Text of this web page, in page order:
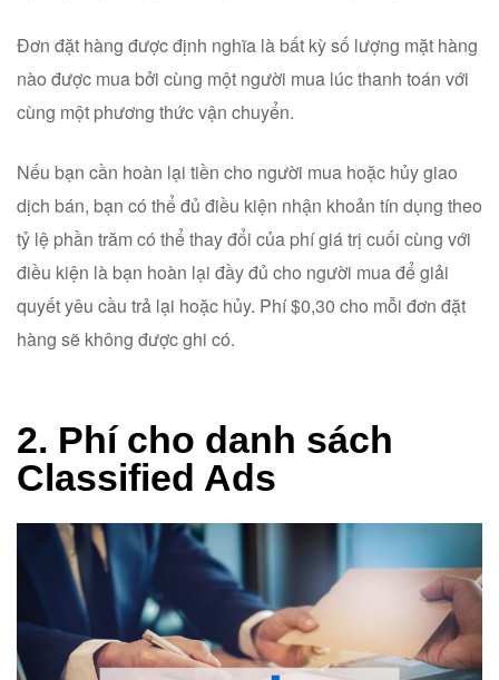
Đơn đặt hàng được định nghĩa là bất kỳ số lượng mặt hàng
nào được mua bởi cùng một người mua lúc thanh toán với
cùng một phương thức vận chuyển.
Nếu bạn cần hoàn lại tiền cho người mua hoặc hủy giao
dịch bán, bạn có thể đủ điều kiện nhận khoản tín dụng theo
tỷ lệ phần trăm có thể thay đổi của phí giá trị cuối cùng với
điều kiện là bạn hoàn lại đầy đủ cho người mua để giải
quyết yêu cầu trả lại hoặc hủy. Phí $0,30 cho mỗi đơn đặt
hàng sẽ không được ghi có.
2. Phí cho danh sách
Classified Ads